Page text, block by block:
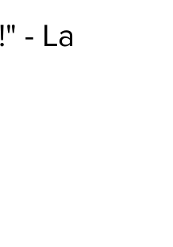
- La